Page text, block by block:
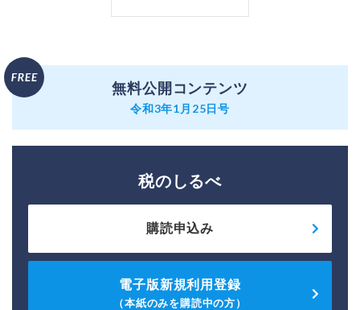
無料公開コンテンツ
令和3年1月25日号
税のしるべ
購読申込み
電子版新規利用登録
（本紙のみを購読中の方）